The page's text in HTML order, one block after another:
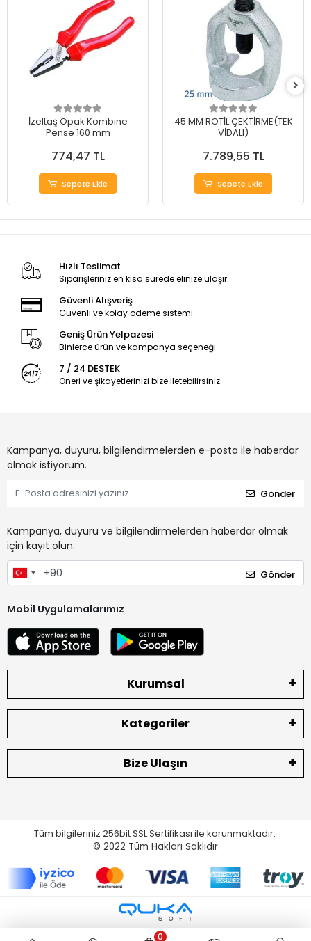
İzeltaş Opak Kombine
Pense 160 mm
774,47 TL
Sepete Ekle
45 MM ROTİL ÇEKTİRME(TEK
VİDALI)
7.789,55 TL
Sepete Ekle
Hızlı Teslimat
Siparişleriniz en kısa sürede elinize ulaşır.
Güvenli Alışveriş
Güvenli ve kolay ödeme sistemi
Geniş Ürün Yelpazesi
Binlerce ürün ve kampanya seçeneği
7 / 24 DESTEK
Öneri ve şikayetlerinizi bize iletebilirsiniz.
Kampanya, duyuru, bilgilendirmelerden e-posta ile haberdar
olmak istiyorum.
Gönder
Kampanya, duyuru ve bilgilendirmelerden haberdar olmak
için kayıt olun.
Gönder
Mobil Uygulamalarımız
Kurumsal
Kategoriler
Bize Ulaşın
Tüm bilgileriniz 256bit SSL Sertifikası ile korunmaktadır.
© 2022 Tüm Hakları Saklıdır
0